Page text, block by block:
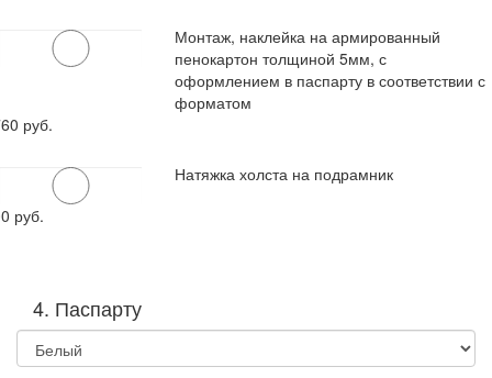
Монтаж, наклейка на армированный
пенокартон толщиной 5мм, с
оформлением в паспарту в соответствии с
форматом
руб.
Натяжка холста на подрамник
руб.
4. Паспарту